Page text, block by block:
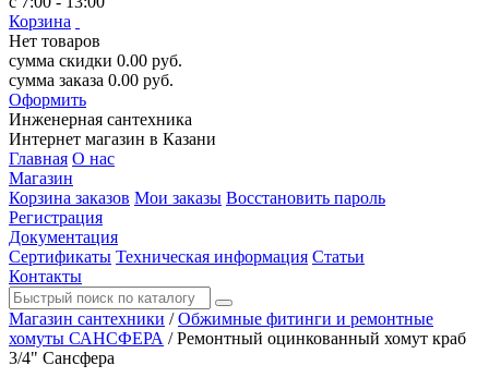
Корзина
Нет товаров
сумма скидки 0.00 руб.
сумма заказа 0.00 руб.
Оформить
Инженерная сантехника
Интернет магазин в Казани
Главная О нас
Магазин
Корзина заказов Мои заказы Восстановить пароль
Регистрация
Документация
Сертификаты Техническая информация Статьи
Контакты
Магазин сантехники / Обжимные фитинги и ремонтные
хомуты САНСФЕРА / Ремонтный оцинкованный хомут краб
3/4" Сансфера